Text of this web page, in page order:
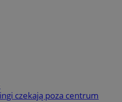
czekają poza centrum